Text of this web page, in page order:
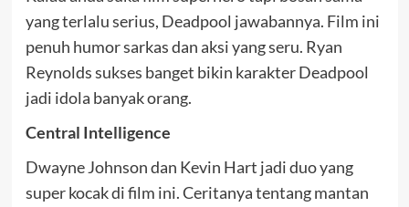
yang terlalu serius, Deadpool jawabannya. Film ini
penuh humor sarkas dan aksi yang seru. Ryan
Reynolds sukses banget bikin karakter Deadpool
jadi idola banyak orang.
Central Intelligence
Dwayne Johnson dan Kevin Hart jadi duo yang
super kocak di film ini. Ceritanya tentang mantan